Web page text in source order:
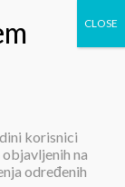
korisnici
na
određenih